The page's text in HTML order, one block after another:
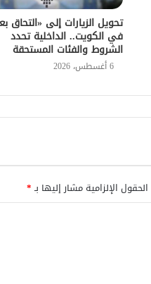
تحويل الزيارات إلى «التحاق
في الكويت.. الداخلية تحدد
الشروط والفئات المستحقة
6 أغسطس، 2026
الحقول الإلزامية مشار إليها بـ*